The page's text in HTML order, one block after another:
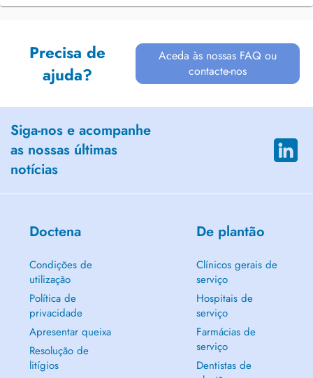
Precisa de
ajuda?
Aceda às nossas FAQ ou
contacte-nos
Siga-nos e acompanhe
as nossas últimas
notícias
Doctena
Condições de
utilização
Política de
privacidade
Apresentar queixa
Resolução de
litígios
De plantão
Clínicos gerais de
serviço
Hospitais de
serviço
Farmácias de
serviço
Dentistas de